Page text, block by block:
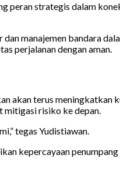
peran strategis dalam
manajemen bandara
perjalanan dengan aman.
akan terus meningkatkan
mitigasi risiko ke depan.
tegas Yudistiawan.
kepercayaan